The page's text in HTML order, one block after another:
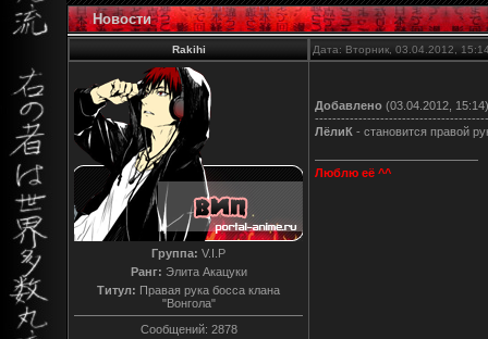
Новости
Rakihi Дата: Вторник, 03.04.2012,
Группа: V.I.P
Ранг: Элита Акацуки
Титул: Правая рука босса клана
"Вонгола"
Сообщений: 2878
Добавлено (03.04.2012, 15:14)
ЛёлиК - становится правой
Люблю её ^^